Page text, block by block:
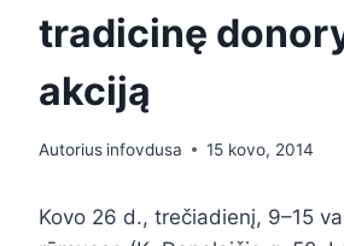
tradicinę
akciją
Autorius infovdusa 15 kovo, 2014
Kovo 26 d., trečiadienį, 9–15